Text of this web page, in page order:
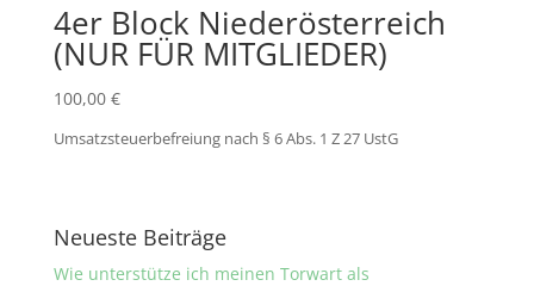
4er Block Niederösterreich
(NUR FÜR MITGLIEDER)
100,00 €
Umsatzsteuerbefreiung nach § 6 Abs. 1 Z 27 UstG
Neueste Beiträge
Wie unterstütze ich meinen Torwart als